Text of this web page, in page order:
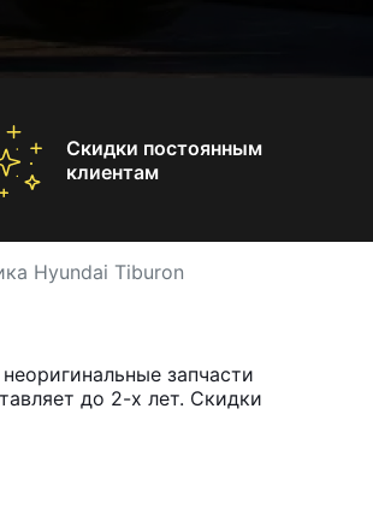
Скидки постоянным
клиентам
Hyundai Tiburon
запчасти
до 2-х лет. Скидки